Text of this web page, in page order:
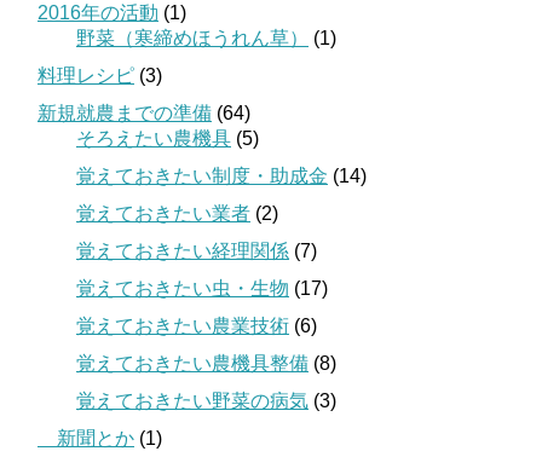
2016年の活動 (1)
野菜（寒締めほうれん草）
(1)
料理レシピ (3)
新規就農までの準備 (64)
そろえたい農機具 (5)
覚えておきたい制度・助成金 (14)
覚えておきたい業者 (2)
覚えておきたい経理関係 (7)
覚えておきたい虫・生物 (17)
覚えておきたい農業技術 (6)
覚えておきたい農機具整備 (8)
覚えておきたい野菜の病気 (3)
＿新聞とか (1)